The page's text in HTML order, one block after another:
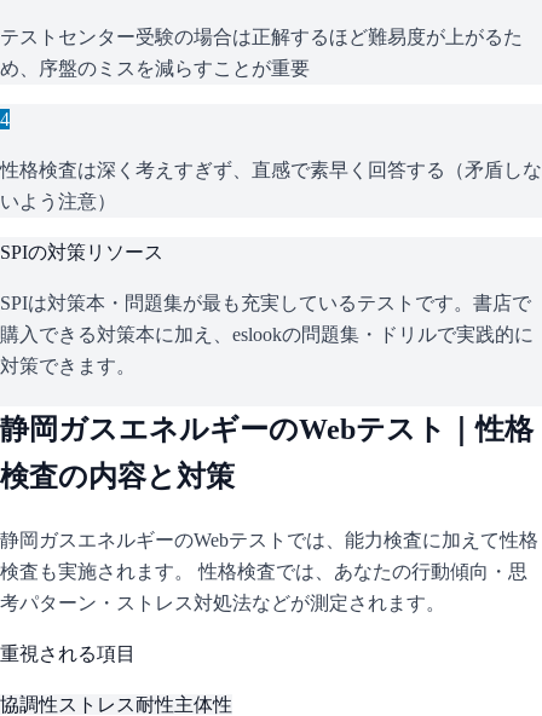
テストセンター受験の場合は正解するほど難易度が上がるた
め、序盤のミスを減らすことが重要
4
性格検査は深く考えすぎず、直感で素早く回答する（矛盾しな
いよう注意）
SPIの対策リソース
SPIは対策本・問題集が最も充実しているテストです。書店で
購入できる対策本に加え、eslookの問題集・ドリルで実践的に
対策できます。
静岡ガスエネルギーのWebテスト｜性格
検査の内容と対策
静岡ガスエネルギーのWebテストでは、能力検査に加えて性格
検査も実施されます。 性格検査では、あなたの行動傾向・思
考パターン・ストレス対処法などが測定されます。
重視される項目
協調性ストレス耐性主体性